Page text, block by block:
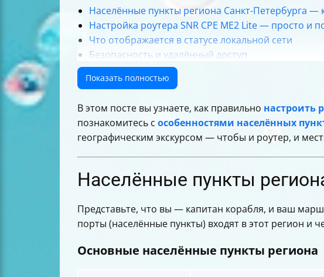
Населённые пункты региона Санкт-Петербурга —
Настройка роутера SNR CPE ME2 Lite — просто и
Что отображается в статусе локальной сети
Безопасность и удалённый доступ
Планирование обновлений и поддержка
Итоговая таблица настроек роутера SNR CPE ME2
Показать полностью
В этом посте вы узнаете, как правильно настроить
познакомитесь с особенностями населённых
географическим экскурсом — чтобы и роутер, и
Населённые пункты
Представьте, что вы — капитан корабля, и ваш
порты (населённые пункты) входят в этот регион и
Основные населённые пункты региона